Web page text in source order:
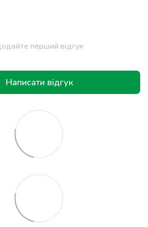
перший відгук
Написати відгук